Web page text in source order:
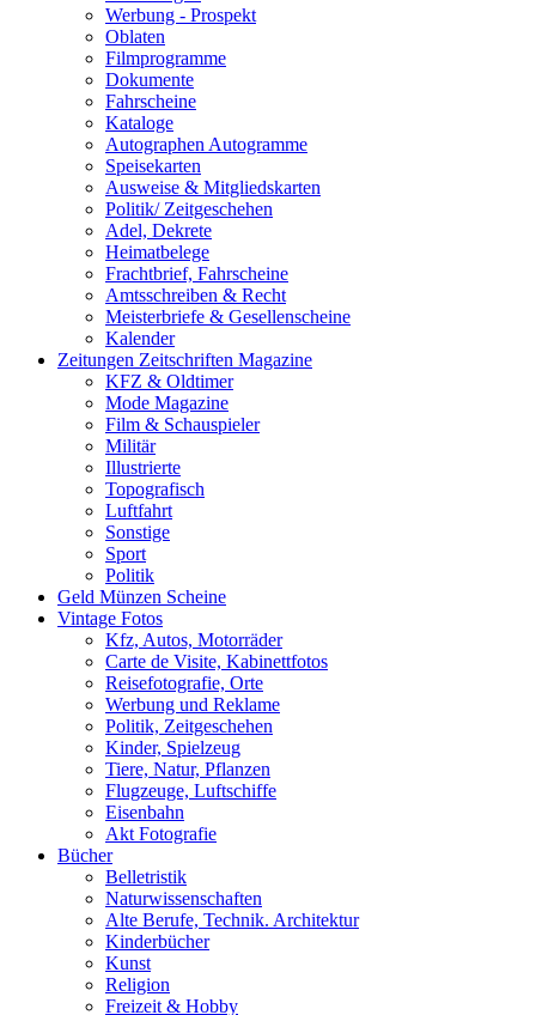
Werbung - Prospekt
Oblaten
Filmprogramme
Dokumente
Fahrscheine
Kataloge
Autographen Autogramme
Speisekarten
Ausweise & Mitgliedskarten
Politik/ Zeitgeschehen
Adel, Dekrete
Heimatbelege
Frachtbrief, Fahrscheine
Amtsschreiben & Recht
Meisterbriefe & Gesellenscheine
Kalender
Zeitungen Zeitschriften Magazine
KFZ & Oldtimer
Mode Magazine
Film & Schauspieler
Militär
Illustrierte
Topografisch
Luftfahrt
Sonstige
Sport
Politik
Geld Münzen Scheine
Vintage Fotos
Kfz, Autos, Motorräder
Carte de Visite, Kabinettfotos
Reisefotografie, Orte
Werbung und Reklame
Politik, Zeitgeschehen
Kinder, Spielzeug
Tiere, Natur, Pflanzen
Flugzeuge, Luftschiffe
Eisenbahn
Akt Fotografie
Bücher
Belletristik
Naturwissenschaften
Alte Berufe, Technik. Architektur
Kinderbücher
Kunst
Religion
Freizeit & Hobby